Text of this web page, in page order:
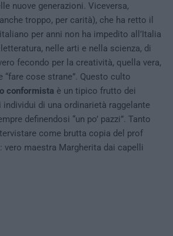
nuove generazioni. Viceversa,
troppo, per carità), che ha retto il
per anni non ha impedito all’Italia
nelle arti e nella scienza, di
fecondo per la creatività, quella vera,
“fare cose strane”. Questo culto
conformista è un tipico frutto dei
di una ordinarietà raggelante
definendosi “un po’ pazzi”. Tanto
come brutta copia del prof
: vero maestra Margherita dai capelli